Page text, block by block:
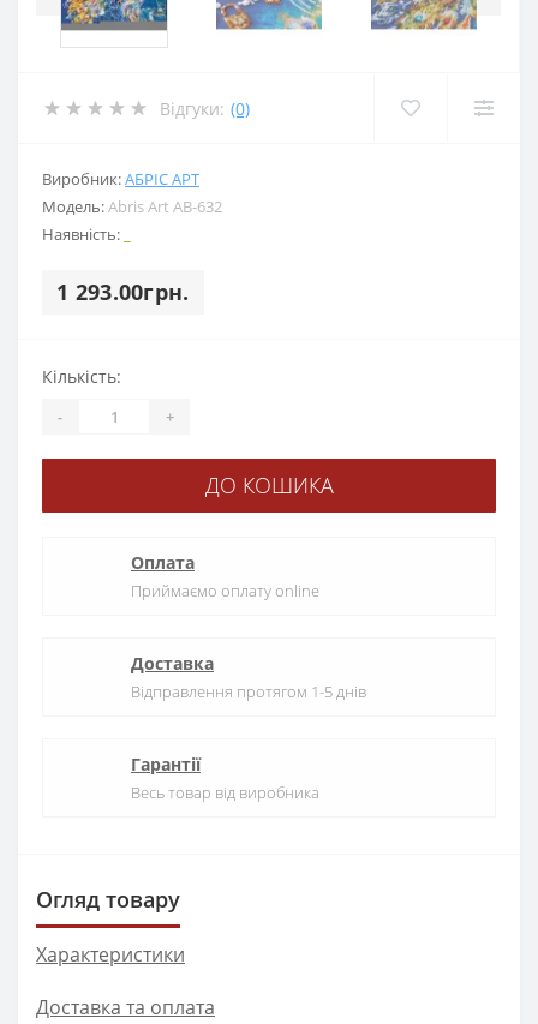
Відгуки: (0)
Виробник:АБРІС АРТ
Модель:Abris Art АВ-632
Наявність:
1 293.00грн.
Кількість:
- +
ДО КОШИКА
Оплата
Приймаємо оплату online
Доставка
Відправлення протягом 1-5 днів
Гарантії
Весь товар від виробника
Огляд товару
Характеристики
Доставка та оплата